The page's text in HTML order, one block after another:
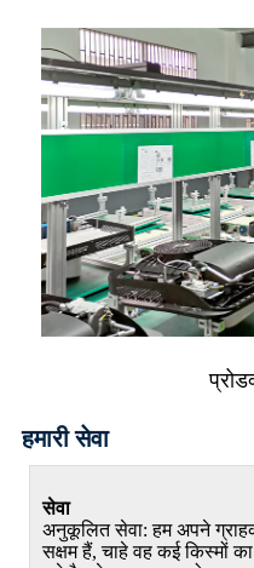
हमारी सेवा
सेवा
अनुकूलित सेवा: हम अपने
सक्षम हैं, चाहे वह कई किस्मों